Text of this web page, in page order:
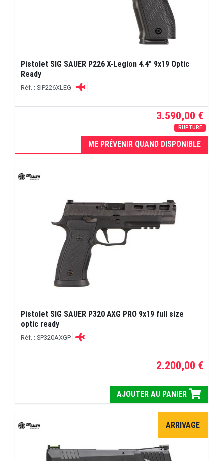
Pistolet SIG SAUER P226 X-Legion 4.4" 9x19 Optic
Ready
Réf. : SIP226XLEG
3.590,00 €
RUPTURE
ME PRÉVENIR QUAND DISPONIBLE
Pistolet SIG SAUER P320 AXG PRO 9x19 full size
optic ready
Réf. : SP320AXGP
2.200,00 €
AJOUTER AU PANIER
ARRIVAGE